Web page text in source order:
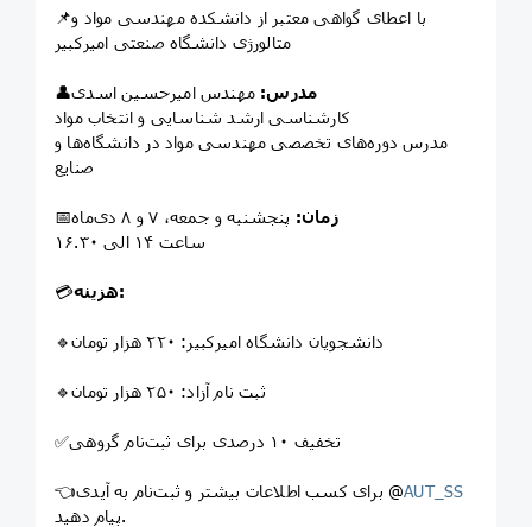
📌با اعطای گواهی معتبر از دانشکده مهندسی مواد و
متالورژی دانشگاه صنعتی امیرکبیر
👤 مدرس: مهندس امیرحسین اسدی
کارشناسی ارشد شناسایی و انتخاب مواد
مدرس دوره‌های تخصصی مهندسی مواد در دانشگاه‌ها و
صنایع
📅 زمان: پنجشنبه و جمعه، ۷ و ۸ دی‌ماه
ساعت ۱۴ الی ۱۶.۳۰
💳 هزینه:
🔹دانشجویان دانشگاه امیرکبیر: ۲۲۰ هزار تومان
🔹ثبت نام آزاد: ۲۵۰ هزار تومان
✅تخفیف ۱۰ درصدی برای ثبت‌نام گروهی
👈برای کسب اطلاعات بیشتر و ثبت‌نام به آیدی @AUT_SS
پیام دهید.